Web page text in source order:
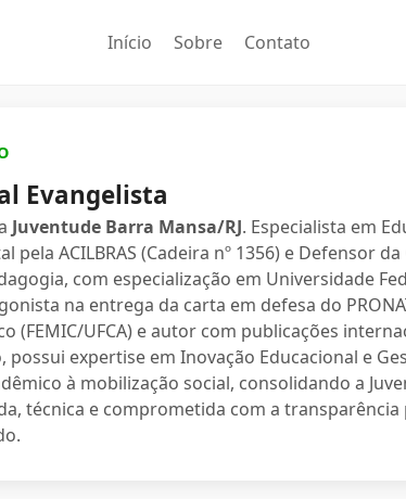
Início Sobre Contato
Evangelista
Juventude Barra Mansa/RJ. Especialista em
pela ACILBRAS (Cadeira nº 1356) e Defensor
com especialização em Universidade
na entrega da carta em defesa do
(FEMIC/UFCA) e autor com publicações
expertise em Inovação Educacional e
à mobilização social, consolidando a
técnica e comprometida com a